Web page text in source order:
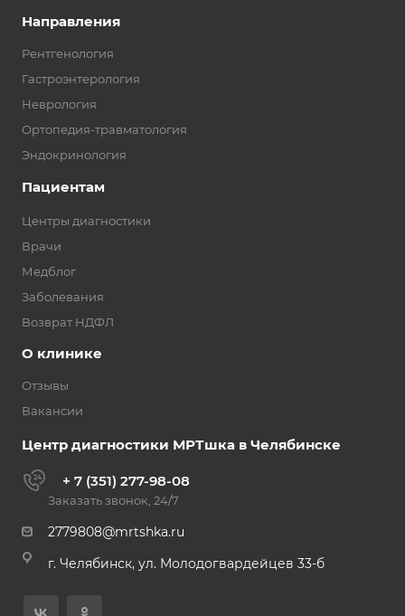
Направления
Рентгенология
Гастроэнтерология
Неврология
Ортопедия-травматология
Эндокринология
Пациентам
Центры диагностики
Врачи
Медблог
Заболевания
Возврат НДФЛ
О клинике
Отзывы
Вакансии
Центр диагностики МРТшка в Челябинске
+ 7 (351) 277-98-08
Заказать звонок, 24/7
2779808@mrtshka.ru
г. Челябинск, ул. Молодогвардейцев 33-б